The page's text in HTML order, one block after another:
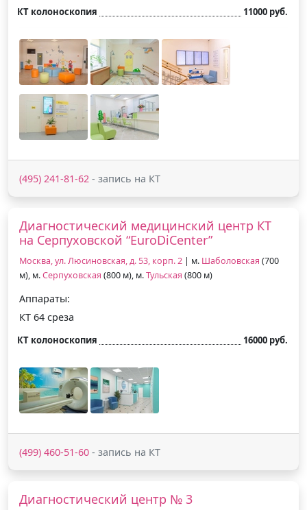
КТ колоноскопия 11000 руб.
(495) 241-81-62 - запись на КТ
Диагностический медицинский центр КТ
на Серпуховской “EuroDiCenter”
Москва, ул. Люсиновская, д. 53, корп. 2 | м. Шаболовская (700
м), м.Серпуховская (800 м), м.Тульская (800 м)
Аппараты:
КТ 64 среза
КТ колоноскопия 16000 руб.
(499) 460-51-60 - запись на КТ
Диагностический центр № 3